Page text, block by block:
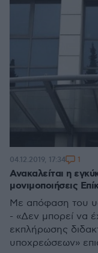
Ανακαλείται η
μονιμοποιήσεις
Με απόφαση του
- «Δεν μπορεί να
εκπλήρωσης
υποχρεώσεων»
04.12.2019, 17:34 1